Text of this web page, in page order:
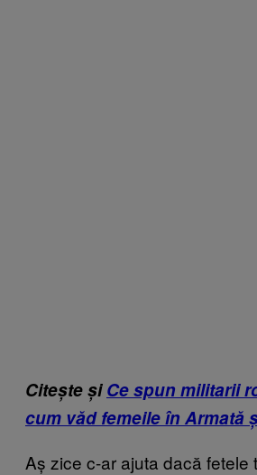
Citește șiCe spun militarii
cum văd femeile în Armată
Aș zice c-ar ajuta dacă fetele